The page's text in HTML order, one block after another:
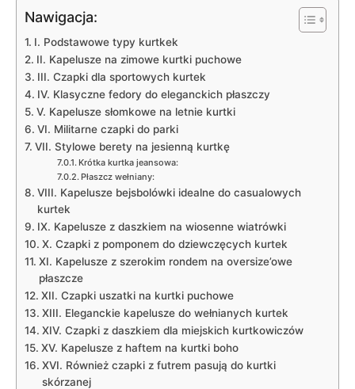
Nawigacja:
I. Podstawowe ⁤typy kurtkek
II. Kapelusze na zimowe kurtki⁤ puchowe
III. ​Czapki dla ‌sportowych⁤ kurtek
IV. Klasyczne fedory do eleganckich⁤ płaszczy
V. ‍Kapelusze słomkowe na letnie kurtki
VI. Militarne czapki do ‍parki
VII.​ Stylowe berety na jesienną kurtkę
Krótka kurtka jeansowa:
Płaszcz wełniany:
VIII. Kapelusze ⁣bejsbolówki idealne do casualowych
kurtek
IX. Kapelusze z daszkiem ⁢na wiosenne wiatrówki
X. Czapki z ⁤pomponem ‍do dziewczęcych⁤ kurtek
XI. Kapelusze z szerokim rondem ⁣na oversize’owe
płaszcze
XII. Czapki ‌uszatki na kurtki puchowe
XIII. Eleganckie‌ kapelusze do wełnianych ⁢kurtek
XIV. Czapki z daszkiem dla⁣ miejskich ⁢kurtkowiczów
XV. Kapelusze z haftem na ​kurtki⁤ boho
XVI. Również czapki z⁣ futrem pasują do kurtki
skórzanej